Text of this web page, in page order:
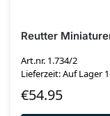
Reutter
Art.nr. 1.734/2
Lieferzeit: Auf Lager
€54.95